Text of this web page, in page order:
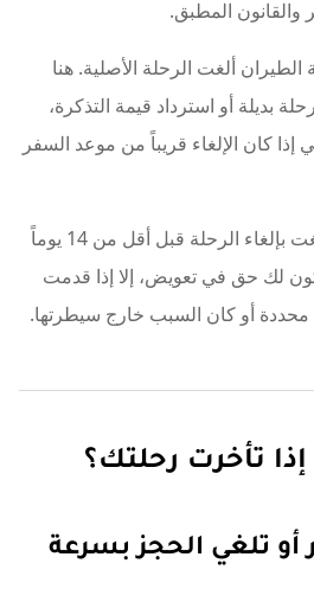
المطبق.
ألغت الرحلة الأصلية. هنا
بديلة أو استرداد قيمة التذكرة،
كان الإلغاء قريباً من موعد السفر
في الاتحاد الأوروبي، إذا أُبلغت بإلغاء الرحلة قبل أقل من 14 يوماً
لك حق في تعويض، إلا إذا قدمت
أو كان السبب خارج سيطرتها.
تأخرت رحلتك؟